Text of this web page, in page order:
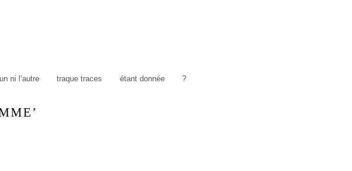
ni l’autre traque traces étant donnée ?